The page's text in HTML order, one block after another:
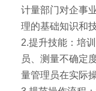
计量部门对企事
理的基础知识和
2.提升技能：培
员、测量不确定
量管理员在实际